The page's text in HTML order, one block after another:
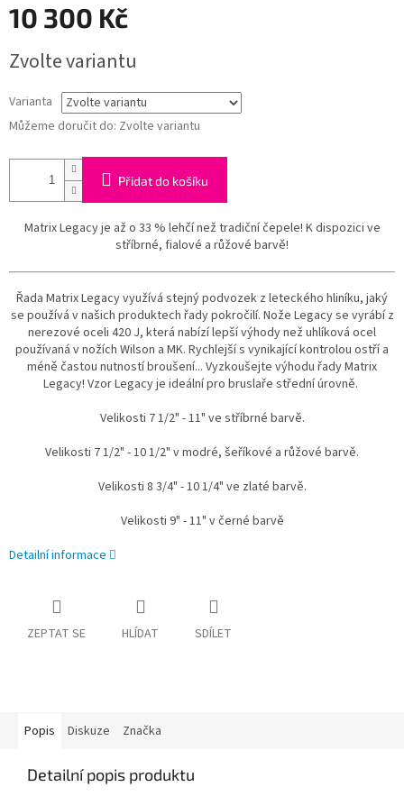
10 300 Kč
cena:
Zvolte variantu
Varianta
Můžeme doručit do: Zvolte variantu
Přidat do košíku
Matrix Legacy je až o 33 % lehčí než tradiční čepele! K dispozici ve
stříbrné, fialové a růžové barvě!
Řada Matrix Legacy využívá stejný podvozek z leteckého hliníku, jaký
se používá v našich produktech řady pokročilí. Nože Legacy se vyrábí z
nerezové oceli 420 J, která nabízí lepší výhody než uhlíková ocel
používaná v nožích Wilson a MK. Rychlejší s vynikající kontrolou ostří a
méně častou nutností broušení... Vyzkoušejte výhodu řady Matrix
Legacy! Vzor Legacy je ideální pro bruslaře střední úrovně.
Velikosti 7 1/2" - 11" ve stříbrné barvě.
Velikosti 7 1/2" - 10 1/2" v modré, šeříkové a růžové barvě.
Velikosti 8 3/4" - 10 1/4" ve zlaté barvě.
Velikosti 9" - 11" v černé barvě
Detailní informace
ZEPTAT SE HLÍDAT SDÍLET
Popis Diskuze Značka
Detailní popis produktu